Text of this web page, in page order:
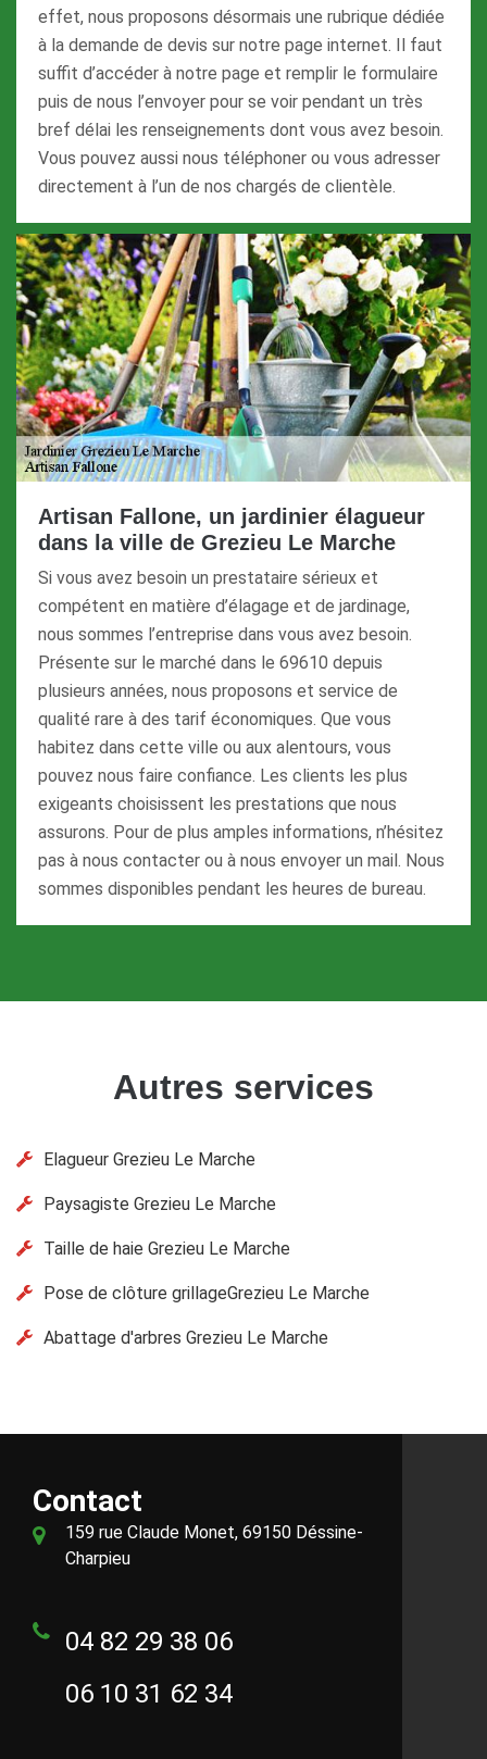
effet, nous proposons désormais une rubrique dédiée
à la demande de devis sur notre page internet. Il faut
suffit d’accéder à notre page et remplir le formulaire
puis de nous l’envoyer pour se voir pendant un très
bref délai les renseignements dont vous avez besoin.
Vous pouvez aussi nous téléphoner ou vous adresser
directement à l’un de nos chargés de clientèle.
Artisan Fallone, un jardinier élagueur
dans la ville de Grezieu Le Marche
Si vous avez besoin un prestataire sérieux et
compétent en matière d’élagage et de jardinage,
nous sommes l’entreprise dans vous avez besoin.
Présente sur le marché dans le 69610 depuis
plusieurs années, nous proposons et service de
qualité rare à des tarif économiques. Que vous
habitez dans cette ville ou aux alentours, vous
pouvez nous faire confiance. Les clients les plus
exigeants choisissent les prestations que nous
assurons. Pour de plus amples informations, n’hésitez
pas à nous contacter ou à nous envoyer un mail. Nous
sommes disponibles pendant les heures de bureau.
Autres services
Elagueur Grezieu Le Marche
Paysagiste Grezieu Le Marche
Taille de haie Grezieu Le Marche
Pose de clôture grillageGrezieu Le Marche
Abattage d'arbres Grezieu Le Marche
Contact
159 rue Claude Monet, 69150 Déssine-
Charpieu
04 82 29 38 06
06 10 31 62 34